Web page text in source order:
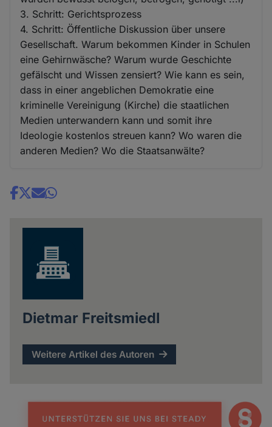
3. Schritt: Gerichtsprozess
4. Schritt: Öffentliche Diskussion über unsere
Gesellschaft. Warum bekommen Kinder in Schulen
eine Gehirnwäsche? Warum wurde Geschichte
gefälscht und Wissen zensiert? Wie kann es sein,
dass in einer angeblichen Demokratie eine
kriminelle Vereinigung (Kirche) die staatlichen
Medien unterwandern kann und somit ihre
Ideologie kostenlos streuen kann? Wo waren die
anderen Medien? Wo die Staatsanwälte?
Share
Dietmar Freitsmiedl
Weitere Artikel des Autoren